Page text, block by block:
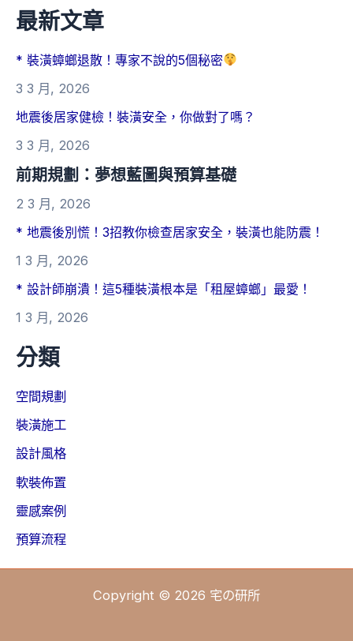
最新文章
* 裝潢蟑螂退散！專家不說的5個秘密
3 3 月, 2026
地震後居家健檢！裝潢安全，你做對了嗎？
3 3 月, 2026
前期規劃：夢想藍圖與預算基礎
2 3 月, 2026
* 地震後別慌！3招教你檢查居家安全，裝潢也能防震！
1 3 月, 2026
* 設計師崩潰！這5種裝潢根本是「租屋蟑螂」最愛！
1 3 月, 2026
分類
空間規劃
裝潢施工
設計風格
軟裝佈置
靈感案例
預算流程
Copyright © 2026 宅の研所